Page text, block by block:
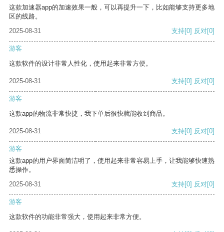
这款加速器app的加速效果一般，可以再提升一下，比如能够支持更多地
区的线路。
2025-08-31
支持[0] 反对[0]
游客
这款软件的设计非常人性化，使用起来非常方便。
2025-08-31 支持[0] 反对[0]
游客
这款app的物流非常快捷，我下单后很快就能收到商品。
2025-08-31 支持[0] 反对[0]
游客
这款app的用户界面简洁明了，使用起来非常容易上手，让我能够快速熟
悉操作。
2025-08-31
支持[0] 反对[0]
游客
这款软件的功能非常强大，使用起来非常方便。